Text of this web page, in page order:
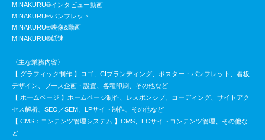
MINAKURU®インタビュー動画
MINAKURU®パンフレット
MINAKURU®映像&動画
MINAKURU®紙速
〈主な業務内容〉
【 グラフィック制作 】ロゴ、CIブランディング、ポスター・パンフレット、看板
デザイン、ブース企画・設置、各種印刷、その他など
【 ホームページ 】ホームページ制作、レスポンシブ、コーディング、サイトアク
セス解析、SEO／SEM、LPサイト制作、その他など
【 CMS：コンテンツ管理システム 】CMS、ECサイトコンテンツ管理、その他な
ど